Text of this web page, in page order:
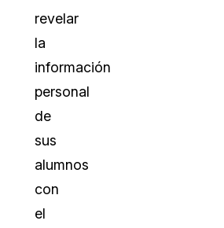
revelar
la
información
personal
de
sus
alumnos
con
el